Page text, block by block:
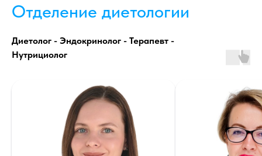
Отделение диетологии
Диетолог - Эндокринолог - Терапевт -
Нутрициолог